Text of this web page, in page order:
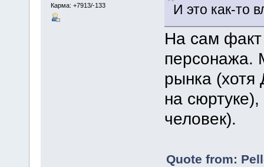
Карма: +7913/-133
И это как-то
На сам факт
персонажа.
рынка (хотя
на
человек).
Quote from: